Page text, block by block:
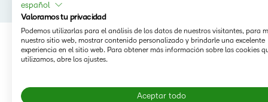
español
Valoramos tu privacidad
Podemos utilizarlas para el análisis de los datos de nuestros visitantes, para
nuestro sitio web, mostrar contenido personalizado y brindarle una excelente
experiencia en el sitio web. Para obtener más información sobre las cookies
utilizamos, abre los ajustes.
Aceptar todo